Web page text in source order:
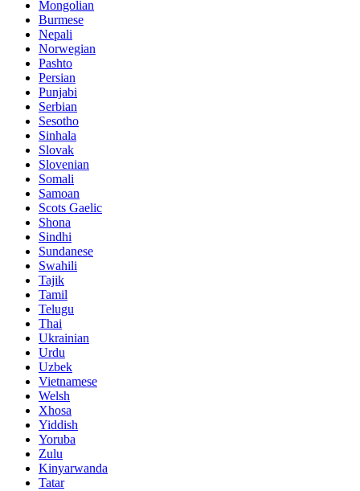
Mongolian
Burmese
Nepali
Norwegian
Pashto
Persian
Punjabi
Serbian
Sesotho
Sinhala
Slovak
Slovenian
Somali
Samoan
Scots Gaelic
Shona
Sindhi
Sundanese
Swahili
Tajik
Tamil
Telugu
Thai
Ukrainian
Urdu
Uzbek
Vietnamese
Welsh
Xhosa
Yiddish
Yoruba
Zulu
Kinyarwanda
Tatar